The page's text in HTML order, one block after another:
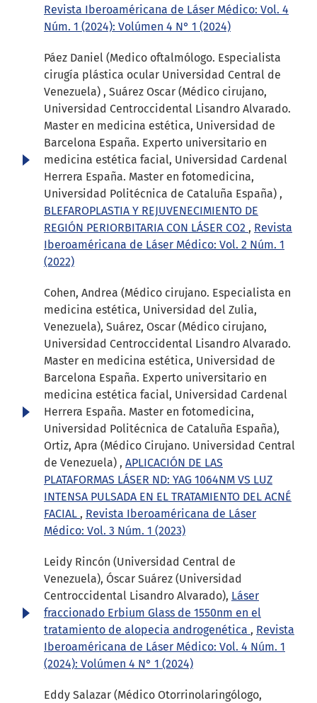
Revista Iberoaméricana de Láser Médico: Vol. 4
Núm. 1 (2024): Volúmen 4 N° 1 (2024)
Páez Daniel (Medico oftalmólogo. Especialista
cirugía plástica ocular Universidad Central de
Venezuela) , Suárez Oscar (Médico cirujano,
Universidad Centroccidental Lisandro Alvarado.
Master en medicina estética, Universidad de
Barcelona España. Experto universitario en
medicina estética facial, Universidad Cardenal
Herrera España. Master en fotomedicina,
Universidad Politécnica de Cataluña España) ,
BLEFAROPLASTIA Y REJUVENECIMIENTO DE
REGIÓN PERIORBITARIA CON LÁSER CO2 , Revista
Iberoaméricana de Láser Médico: Vol. 2 Núm. 1
(2022)
Cohen, Andrea (Médico cirujano. Especialista en
medicina estética, Universidad del Zulia,
Venezuela), Suárez, Oscar (Médico cirujano,
Universidad Centroccidental Lisandro Alvarado.
Master en medicina estética, Universidad de
Barcelona España. Experto universitario en
medicina estética facial, Universidad Cardenal
Herrera España. Master en fotomedicina,
Universidad Politécnica de Cataluña España),
Ortiz, Apra (Médico Cirujano. Universidad Central
de Venezuela) , APLICACIÓN DE LAS
PLATAFORMAS LÁSER ND: YAG 1064NM VS LUZ
INTENSA PULSADA EN EL TRATAMIENTO DEL ACNÉ
FACIAL , Revista Iberoaméricana de Láser
Médico: Vol. 3 Núm. 1 (2023)
Leidy Rincón (Universidad Central de
Venezuela), Óscar Suárez (Universidad
Centroccidental Lisandro Alvarado), Láser
fraccionado Erbium Glass de 1550nm en el
tratamiento de alopecia androgenética , Revista
Iberoaméricana de Láser Médico: Vol. 4 Núm. 1
(2024): Volúmen 4 N° 1 (2024)
Eddy Salazar (Médico Otorrinolaringólogo,